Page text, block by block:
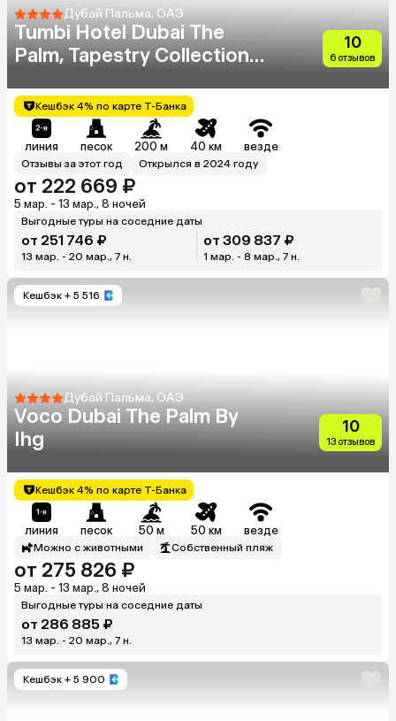
Дубай Пальма, ОАЭ
Tumbi Hotel Dubai The
Palm, Tapestry Collection
10
6 отзывов
Кешбэк 4% по карте Т-Банка
линия песок 200 м 40 км везде
Отзывы за этот год Открылся в 2024 году
от 222 669 ₽
5 мар. - 13 мар., 8 ночей
Выгодные туры на соседние даты
от 251 746 ₽
13 мар. - 20 мар., 7 н.
от 309 837 ₽
1 мар. - 8 мар., 7 н.
Кешбэк + 5 516
Дубай Пальма, ОАЭ
Voco Dubai The Palm By
Ihg
10
13 отзывов
Кешбэк 4% по карте Т-Банка
линия песок 50 м 50 км везде
Можно с животными Собственный пляж
от 275 826 ₽
5 мар. - 13 мар., 8 ночей
Выгодные туры на соседние даты
от 286 885 ₽
13 мар. - 20 мар., 7 н.
Кешбэк + 5 900